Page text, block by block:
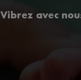
Vibrez avec